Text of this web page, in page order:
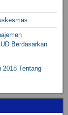
Berdasarkan
2018 Tentang